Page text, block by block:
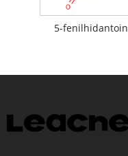
5-fenilhidantoin